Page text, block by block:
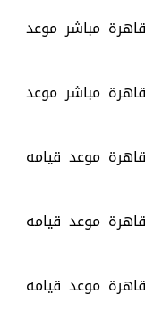
القاهرة مباشر موعد
القاهرة مباشر موعد
القاهرة موعد قيامه
القاهرة موعد قيامه
القاهرة موعد قيامه